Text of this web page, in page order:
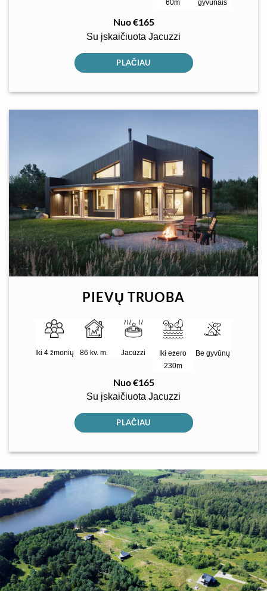
60m
gyvūnais
Nuo €165
Su įskaičiuota Jacuzzi
PLAČIAU
PIEVŲ TRUOBA
Iki 4 žmonių 86 kv. m. Jacuzzi
Iki ežero
230m
Be gyvūnų
Nuo €165
Su įskaičiuota Jacuzzi
PLAČIAU